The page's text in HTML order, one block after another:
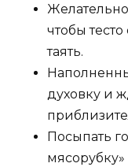
чтобы
таять.
духовку и
Посыпать